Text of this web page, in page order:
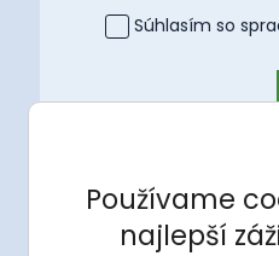
Súhlasím so
Používame
najlepší